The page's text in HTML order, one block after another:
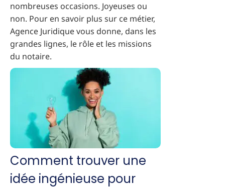
nombreuses occasions. Joyeuses ou
non. Pour en savoir plus sur ce métier,
Agence Juridique vous donne, dans les
grandes lignes, le rôle et les missions
du notaire.
Comment trouver une
idée ingénieuse pour